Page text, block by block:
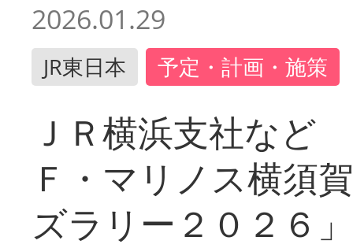
2026.01.29
JR東日本 予定・計画・施策
ＪＲ横浜支社など
Ｆ・マリノス横須
ズラリー２０２６」